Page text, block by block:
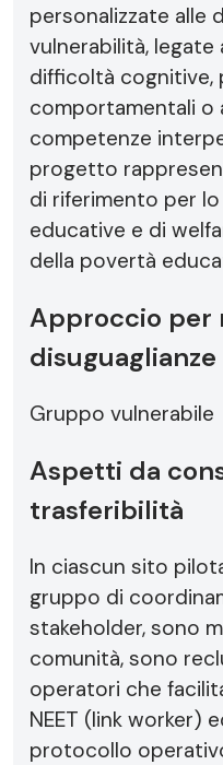
personalizzate alle
vulnerabilità, legate
difficoltà cognitive,
comportamentali o
competenze
progetto
di riferimento per
educative e di
della povertà
Approccio per
disuguaglianze
Gruppo vulnerabile
Aspetti da
trasferibilità
In ciascun sito
gruppo di
stakeholder, sono
comunità, sono
operatori che
NEET (link worker)
protocollo